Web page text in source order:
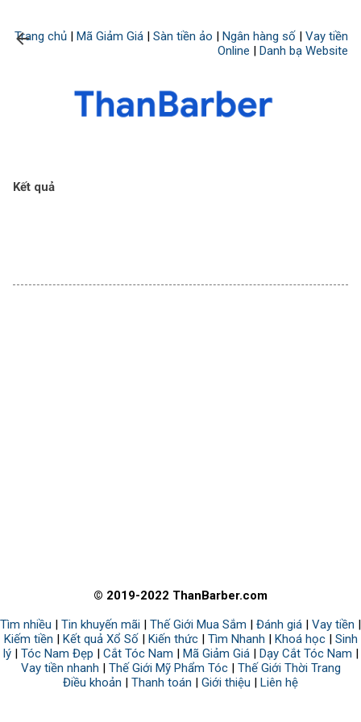
Trang chủ | Mã Giảm Giá | Sàn tiền ảo | Ngân hàng số | Vay tiền
Online | Danh bạ Website
Kết quả
© 2019-2022 ThanBarber.com
Tìm nhiều | Tin khuyến mãi | Thế Giới Mua Sắm | Đánh giá | Vay tiền |
Kiếm tiền | Kết quả Xổ Số| Kiến thức| Tìm Nhanh | Khoá học| Sinh
lý| Tóc Nam Đẹp | Cắt Tóc Nam | Mã Giảm Giá| Dạy Cắt Tóc Nam |
Vay tiền nhanh | Thế Giới Mỹ Phẩm Tóc| Thế Giới Thời Trang
Điều khoản | Thanh toán | Giới thiệu | Liên hệ